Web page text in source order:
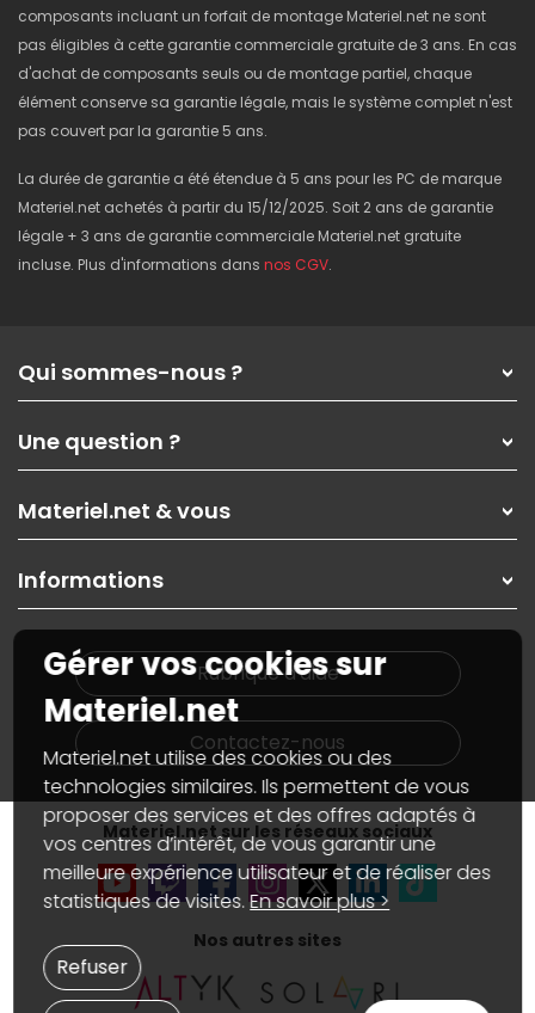
composants incluant un forfait de montage Materiel.net ne sont
pas éligibles à cette garantie commerciale gratuite de 3 ans. En cas
d'achat de composants seuls ou de montage partiel, chaque
élément conserve sa garantie légale, mais le système complet n'est
pas couvert par la garantie 5 ans.
La durée de garantie a été étendue à 5 ans pour les PC de marque
Materiel.net achetés à partir du 15/12/2025. Soit 2 ans de garantie
légale + 3 ans de garantie commerciale Materiel.net gratuite
incluse. Plus d'informations dans nos CGV.
Qui sommes-nous ?
Nos services
Les magasins Materiel.net
Nos solutions pour les pros
Contactez-nous
Une question ?
Paiement, livraison
Garanties,Pack Zen
SAV, demander un retour
Informations
Materiel.net & vous
On rachète votre carte graphique
PC sur mesure : Votre RDV personnalisé
Notre démarche écologique
Materiel.net recrute
Notre programme d'affiliation
Partenariat & Sponsoring
Informations
Plan du site
Nos marques
Conditions générales de vente
Marketplace
Informations légales
Données personnellesetcookies
Gérer vos cookies
Accessibilité : non conforme
Rubrique d'aide
Contactez-nous
Materiel.net sur les réseaux sociaux
Nos autres sites
Gérer vos cookies sur
Materiel.net
Materiel.net utilise des cookies ou des
technologies similaires. Ils permettent de vous
proposer des services et des offres adaptés à
vos centres d’intérêt, de vous garantir une
meilleure expérience utilisateur et de réaliser des
statistiques de visites.En savoir plus >
Refuser